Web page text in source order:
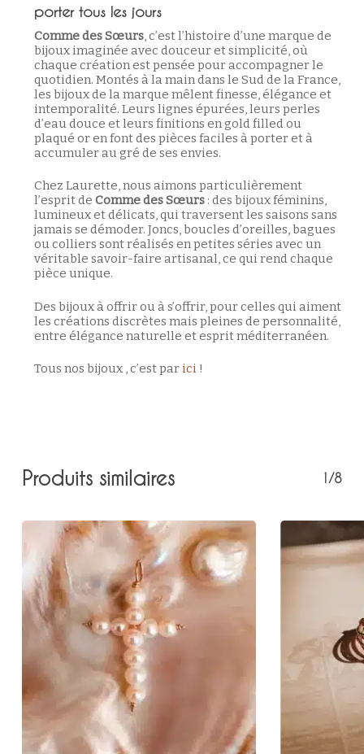
porter tous les jours
Comme des Sœurs, c’est l’histoire d’une marque de
bijoux imaginée avec douceur et simplicité, où
chaque création est pensée pour accompagner le
quotidien. Montés à la main dans le Sud de la France,
les bijoux de la marque mêlent finesse, élégance et
intemporalité. Leurs lignes épurées, leurs perles
d’eau douce et leurs finitions en gold filled ou
plaqué or en font des pièces faciles à porter et à
accumuler au gré de ses envies.
Chez Laurette, nous aimons particulièrement
l’esprit de Comme des Sœurs: des bijoux féminins,
lumineux et délicats, qui traversent les saisons sans
jamais se démoder. Joncs, boucles d’oreilles, bagues
ou colliers sont réalisés en petites séries avec un
véritable savoir-faire artisanal, ce qui rend chaque
pièce unique.
Des bijoux à offrir ou à s’offrir, pour celles qui aiment
les créations discrètes mais pleines de personnalité,
entre élégance naturelle et esprit méditerranéen.
Tous nos bijoux , c’est par ici!
Produits similaires 1/8